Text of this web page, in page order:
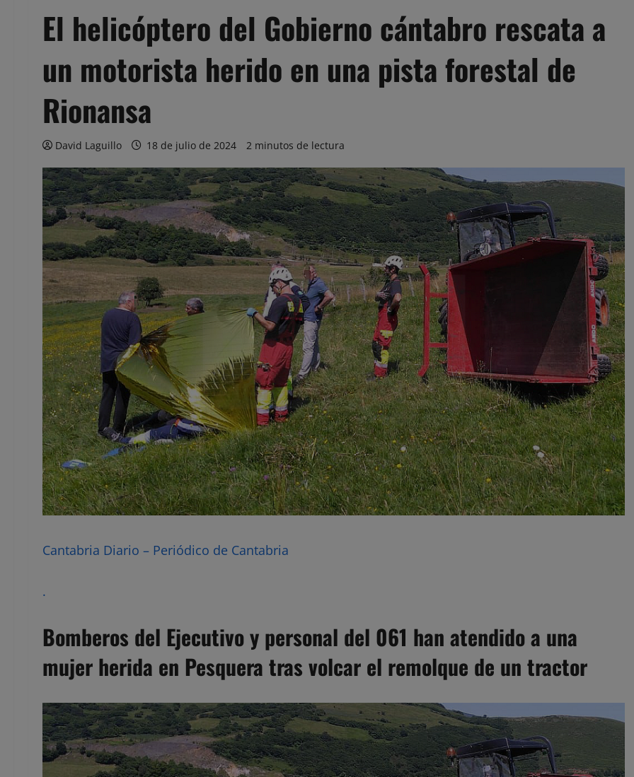
El helicóptero del Gobierno cántabro rescata a
un motorista herido en una pista forestal de
Rionansa
David Laguillo 18 de julio de 2024 2 minutos de lectura
Cantabria Diario – Periódico de Cantabria
.
Bomberos del Ejecutivo y personal del 061 han atendido a una
mujer herida en Pesquera tras volcar el remolque de un tractor